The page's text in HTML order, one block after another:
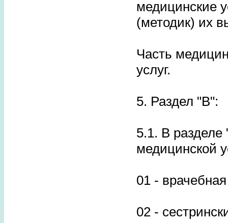
медицинские
(методик) их
Часть
услуг.
5. Раздел "B":
5.1. В
медицинской
01 -
02 -